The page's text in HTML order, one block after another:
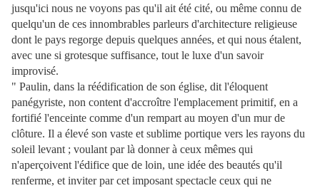
jusqu'ici nous ne voyons pas qu'il ait été cité, ou même connu de
quelqu'un de ces innombrables parleurs d'architecture religieuse
dont le pays regorge depuis quelques années, et qui nous étalent,
avec une si grotesque suffisance, tout le luxe d'un savoir
improvisé.
" Paulin, dans la réédification de son église, dit l'éloquent
panégyriste, non content d'accroître l'emplacement primitif, en a
fortifié l'enceinte comme d'un rempart au moyen d'un mur de
clôture. Il a élevé son vaste et sublime portique vers les rayons du
soleil levant ; voulant par là donner à ceux mêmes qui
n'aperçoivent l'édifice que de loin, une idée des beautés qu'il
renferme, et inviter par cet imposant spectacle ceux qui ne